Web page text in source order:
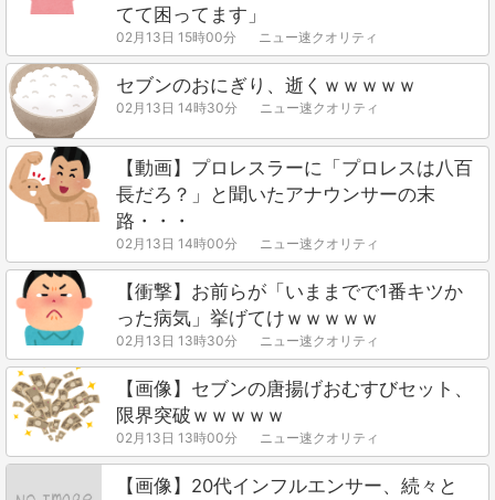
てて困ってます」
02月13日 15時00分 ニュー速クオリティ
セブンのおにぎり、逝くｗｗｗｗｗ
02月13日 14時30分 ニュー速クオリティ
【動画】プロレスラーに「プロレスは八百
長だろ？」と聞いたアナウンサーの末
路・・・
02月13日 14時00分 ニュー速クオリティ
【衝撃】お前らが「いままでで1番キツか
った病気」挙げてけｗｗｗｗｗ
02月13日 13時30分 ニュー速クオリティ
【画像】セブンの唐揚げおむすびセット、
限界突破ｗｗｗｗｗ
02月13日 13時00分 ニュー速クオリティ
【画像】20代インフルエンサー、続々と